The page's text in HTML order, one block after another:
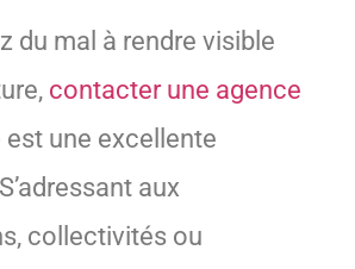
du mal à rendre visible
contacter une agence
est une excellente
aux
collectivités ou